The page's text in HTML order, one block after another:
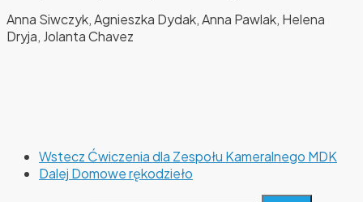
Anna Siwczyk, Agnieszka Dydak, Anna Pawlak, Helena
Dryja, Jolanta Chavez
Wstecz Ćwiczenia dla Zespołu Kameralnego MDK
Dalej Domowe rękodzieło